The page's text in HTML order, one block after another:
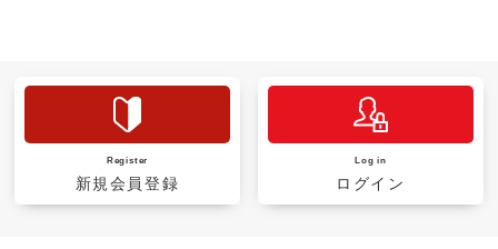
Register
新規会員登録
Log in
ログイン